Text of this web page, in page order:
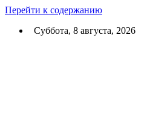
Перейти к содержанию
Суббота, 8 августа, 2026